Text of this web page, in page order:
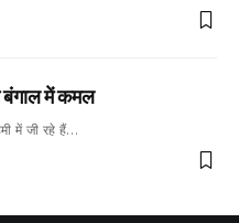
बंगाल में कमल
में जी रहे हैं…